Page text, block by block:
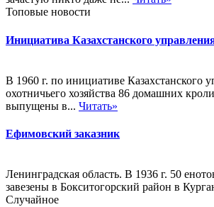
Топовые новости
Инициатива Казахстанского
В 1960 г. по инициативе Казахстанского
охотничьего хозяйства 86 домашних
выпущены в... Читать»
Ефимовский заказник
Ленинградская область. В 1936 г. 50
завезены в Бокситогорский район в
Случайное